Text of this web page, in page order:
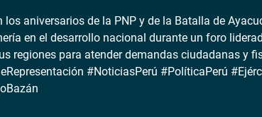
aniversarios de la PNP y de la Batalla de
en el desarrollo nacional durante un foro
regiones para atender demandas ciudadanas y
#NoticiasPerú #PolíticaPerú